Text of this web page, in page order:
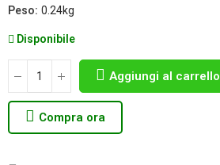
Peso: 0.24kg
Disponibile
Aggiungi al carrello
Compra ora